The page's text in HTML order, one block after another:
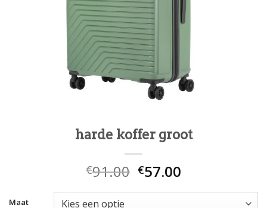
harde koffer groot
€91.00 €57.00
Maat